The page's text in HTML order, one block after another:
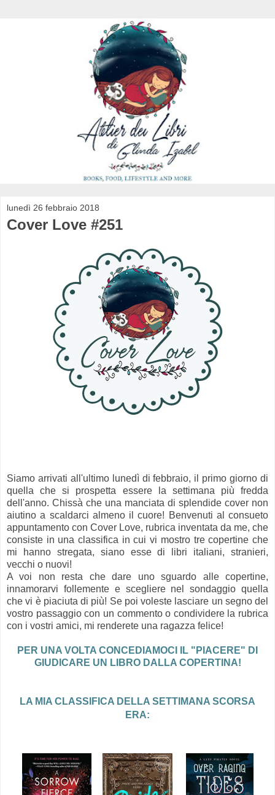
lunedì 26 febbraio 2018
Cover Love #251
Siamo arrivati all'ultimo lunedì di febbraio, il primo giorno di
quella che si prospetta essere la settimana più fredda
dell'anno. Chissà che una manciata di splendide cover non
aiutino a scaldarci almeno il cuore! Benvenuti al consueto
appuntamento con Cover Love, rubrica inventata da me, che
consiste in una classifica in cui vi mostro tre copertine che
mi hanno stregata, siano esse di libri italiani, stranieri,
vecchi o nuovi!
A voi non resta che dare uno sguardo alle copertine,
innamorarvi follemente e scegliere nel sondaggio quella
che vi è piaciuta di più! Se poi voleste lasciare un segno del
vostro passaggio con un commento o condividere la rubrica
con i vostri amici, mi renderete una ragazza felice!
PER UNA VOLTA CONCEDIAMOCI IL "PIACERE" DI
GIUDICARE UN LIBRO DALLA COPERTINA!
LA MIA CLASSIFICA DELLA SETTIMANA SCORSA
ERA: